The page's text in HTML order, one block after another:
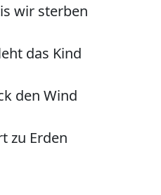
wir sterben
das Kind
den Wind
zu Erden